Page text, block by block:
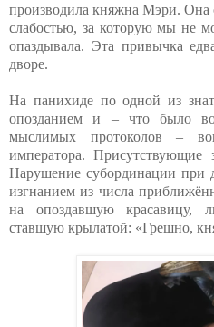
производила княжна Мэри. Она
слабостью, за которую мы не
опаздывала. Эта привычка
дворе.
На панихиде по одной из
опозданием и – что было
мыслимых протоколов –
императора.
Нарушение субординации при
изгнанием из числа
на опоздавшую красавицу,
ставшую крылатой: «Грешно,